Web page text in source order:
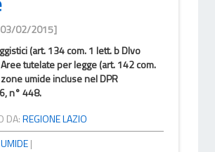
03/02/2015]
(art. 134 com. 1 lett. b Dlvo
tutelate per legge (art. 142 com.
umide incluse nel DPR
n° 448.
DA:REGIONE LAZIO
UMIDE|